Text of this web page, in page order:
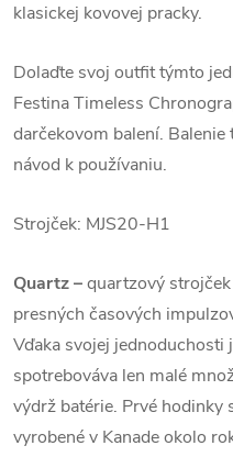
klasickej kovovej pracky.
Dolaďte svoj outfit týmto
Festina Timeless
darčekovom balení.
návod k používaniu.
Strojček: MJS20-H1
Quartz–quartzový
presných časových
Vďaka svojej jednoduchosti
spotrebováva len malé
výdrž batérie. Prvé
vyrobené v Kanade okolo